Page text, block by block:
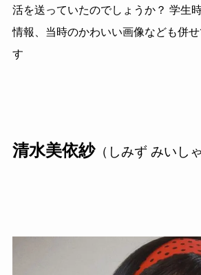
活を送っていたのでしょうか？ 学生
情報、当時のかわいい画像なども併
す
清水美依紗（しみず みいしゃ